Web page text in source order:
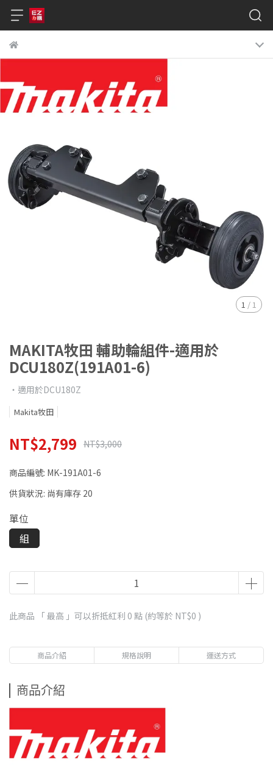
1 / 1
MAKITA牧田 輔助輪組件-適用於
DCU180Z(191A01-6)
‧適用於DCU180Z
Makita牧田
NT$2,799 NT$3,000
商品編號: MK-191A01-6
供貨狀況: 尚有庫存 20
單位
組
此商品 「 最高 」可以折抵紅利 0 點 (約等於 NT$0 )
商品介紹 規格說明 運送方式
商品介紹